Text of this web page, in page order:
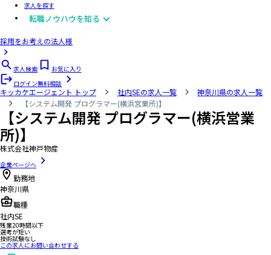
求人を探す
転職ノウハウを知る
採用をお考えの法人様
求人検索
お気に入り
ログイン無料相談
キッカケエージェント トップ 社内SEの求人一覧
神奈川県の求人一覧
【システム開発 プログラマー(横浜営業所)】
【システム開発 プログラマー(横浜営業
所)】
株式会社神戸物産
企業ページへ
勤務地
神奈川県
職種
社内SE
残業20時間以下
選考が短い
技術試験なし
この求人にお問い合わせする